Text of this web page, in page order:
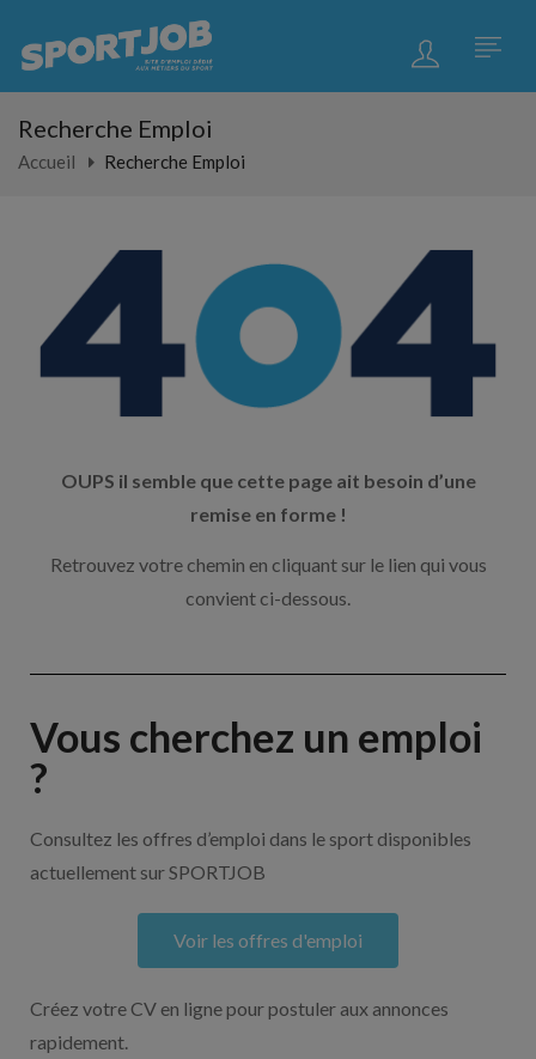
Recherche Emploi
Accueil Recherche Emploi
OUPS il semble que cette page ait besoin d’une
remise en forme !
Retrouvez votre chemin en cliquant sur le lien qui vous
convient ci-dessous.
Vous cherchez un emploi
?
Consultez les offres d’emploi dans le sport disponibles
actuellement sur SPORTJOB
Voir les offres d'emploi
Créez votre CV en ligne pour postuler aux annonces
rapidement.